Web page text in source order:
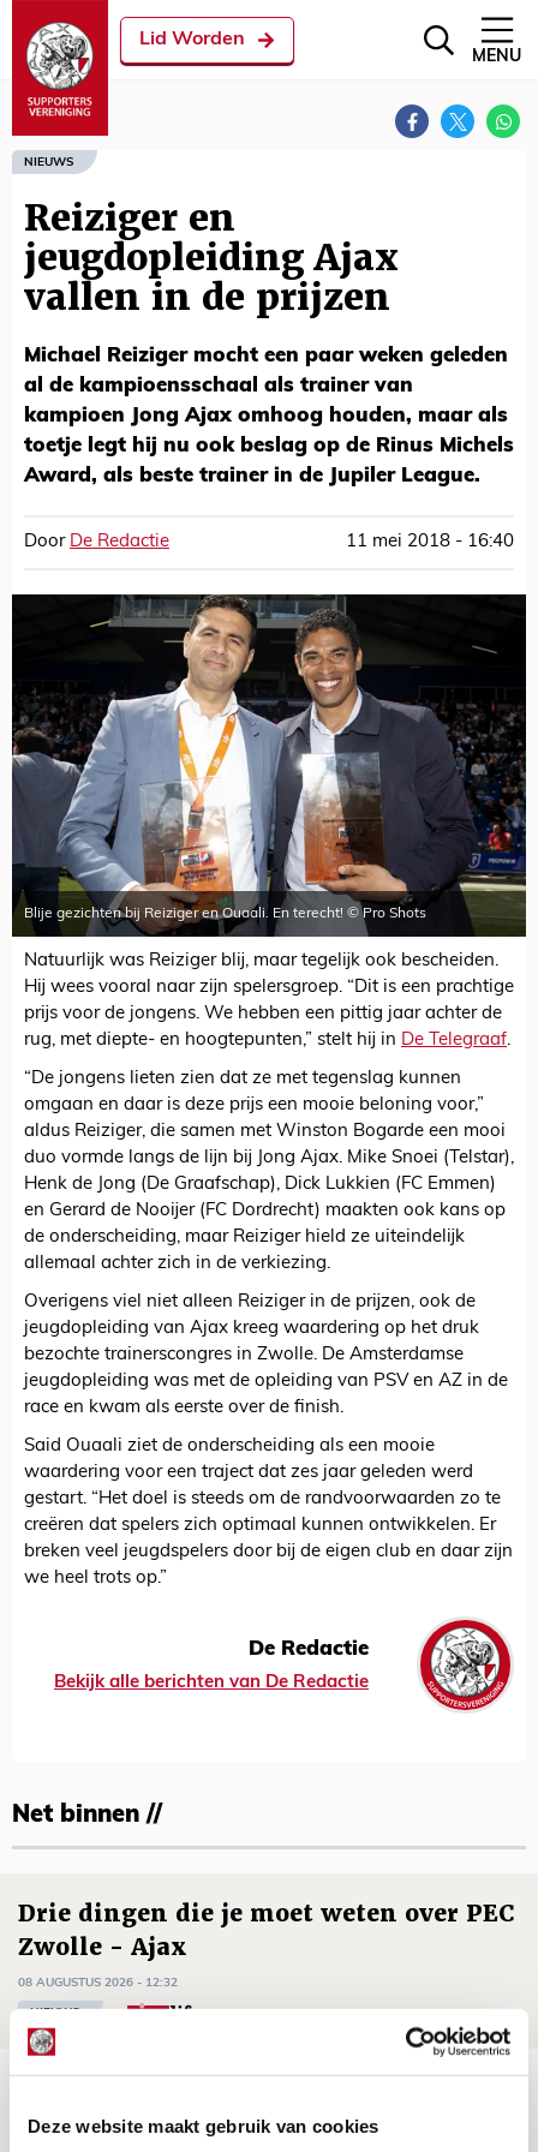
Deze website maakt gebruik van cookies
Lid Worden
MENU
NIEUWS
Reiziger en
jeugdopleiding Ajax
vallen in de prijzen
Michael Reiziger mocht een paar weken geleden
al de kampioensschaal als trainer van
kampioen Jong Ajax omhoog houden, maar als
toetje legt hij nu ook beslag op de Rinus Michels
Award, als beste trainer in de Jupiler League.
Door De Redactie 11 mei 2018 - 16:40
Blije gezichten bij Reiziger en Ouaali. En terecht! © Pro Shots
Natuurlijk was Reiziger blij, maar tegelijk ook bescheiden.
Hij wees vooral naar zijn spelersgroep. “Dit is een prachtige
prijs voor de jongens. We hebben een pittig jaar achter de
rug, met diepte- en hoogtepunten,” stelt hij in De Telegraaf.
“De jongens lieten zien dat ze met tegenslag kunnen
omgaan en daar is deze prijs een mooie beloning voor,”
aldus Reiziger, die samen met Winston Bogarde een mooi
duo vormde langs de lijn bij Jong Ajax. Mike Snoei (Telstar),
Henk de Jong (De Graafschap), Dick Lukkien (FC Emmen)
en Gerard de Nooijer (FC Dordrecht) maakten ook kans op
de onderscheiding, maar Reiziger hield ze uiteindelijk
allemaal achter zich in de verkiezing.
Overigens viel niet alleen Reiziger in de prijzen, ook de
jeugdopleiding van Ajax kreeg waardering op het druk
bezochte trainerscongres in Zwolle. De Amsterdamse
jeugdopleiding was met de opleiding van PSV en AZ in de
race en kwam als eerste over de finish.
Said Ouaali ziet de onderscheiding als een mooie
waardering voor een traject dat zes jaar geleden werd
gestart. “Het doel is steeds om de randvoorwaarden zo te
creëren dat spelers zich optimaal kunnen ontwikkelen. Er
breken veel jeugdspelers door bij de eigen club en daar zijn
we heel trots op.”
De Redactie
Bekijk alle berichten van De Redactie
Net binnen //
Drie dingen die je moet weten over PEC
Zwolle - Ajax
08 AUGUSTUS 2026 - 12:32
NIEUWS
jij aan nieuw eredivisieseizoen?